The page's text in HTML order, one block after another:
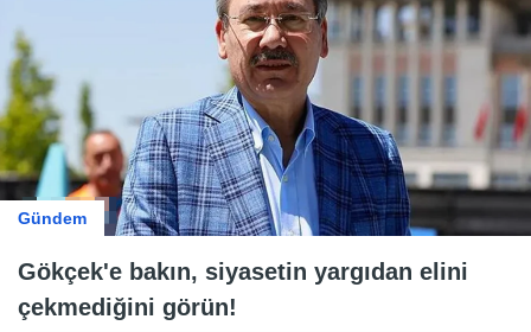
Gündem
Gökçek'e bakın, siyasetin yargıdan elini
çekmediğini görün!